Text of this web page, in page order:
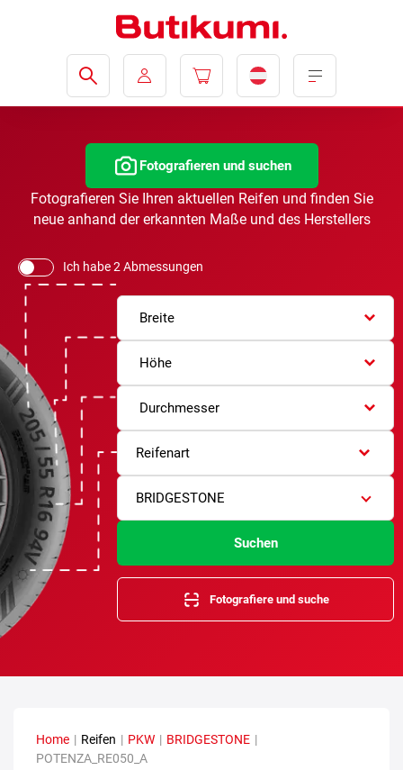
Fotografieren und suchen
Fotografieren Sie Ihren aktuellen Reifen und finden Sie
neue anhand der erkannten Maße und des Herstellers
Ich habe 2 Abmessungen
Breite
Höhe
Durchmesser
Reifenart
BRIDGESTONE
Suchen
Fotografiere und suche
Home | Reifen | PKW | BRIDGESTONE |
POTENZA_RE050_A